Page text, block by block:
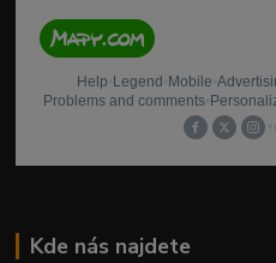
Kde nás najdete